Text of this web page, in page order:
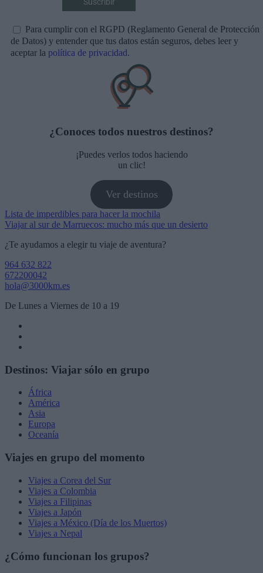
Para cumplir con el RGPD (Reglamento General de Protección
de Datos) y entender que tus datos están seguros, debes leer y
aceptar la política de privacidad.
¿Conoces todos nuestros destinos?
¡Puedes verlos todos haciendo
un clic!
Ver destinos
Navegación
de
entradas
Lista de imperdibles para hacer la mochila
Viajar al sur de Marruecos: mucho más que un desierto
¿Te ayudamos a elegir tu viaje de aventura?
964 632 822
672200042
hola@3000km.es
De Lunes a Viernes de 10 a 19
Destinos: Viajar sólo en grupo
África
América
Asia
Europa
Oceanía
Viajes en grupo del momento
Viajes a Corea del Sur
Viajes a Colombia
Viajes a Filipinas
Viajes a Japón
Viajes a México (Día de los Muertos)
Viajes a Nepal
¿Cómo funcionan los grupos?